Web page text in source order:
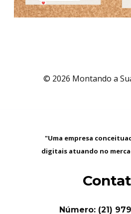
© 2026 Montando a
"Uma empresa
digitais atuando no
Número: (21)